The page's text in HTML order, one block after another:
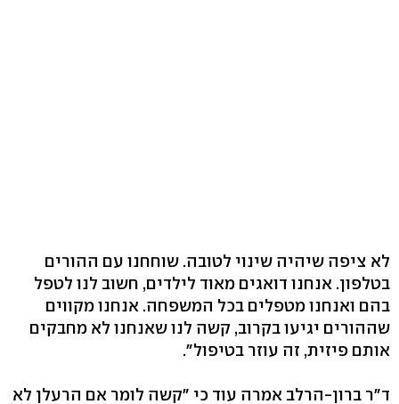
לא ציפה שיהיה שינוי לטובה. שוחחנו עם ההורים
בטלפון. אנחנו דואגים מאוד לילדים, חשוב לנו לטפל
בהם ואנחנו מטפלים בכל המשפחה. אנחנו מקווים
שההורים יגיעו בקרוב, קשה לנו שאנחנו לא מחבקים
אותם פיזית, זה עוזר בטיפול".
ד"ר ברון-הרלב אמרה עוד כי "קשה לומר אם הרעלן לא